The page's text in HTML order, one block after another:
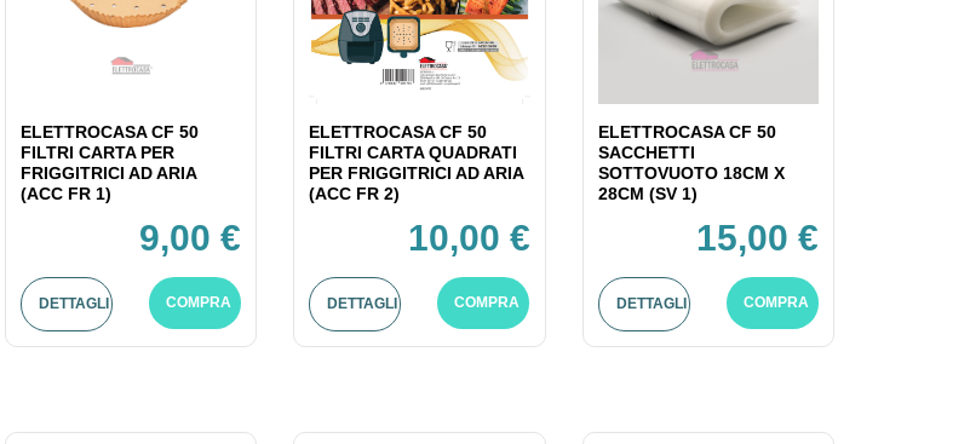
ELETTROCASA CF 50
FILTRI CARTA PER
FRIGGITRICI AD ARIA
(ACC FR 1)
9,00 €
DETTAGLI COMPRA
ELETTROCASA CF 50
FILTRI CARTA QUADRATI
PER FRIGGITRICI AD ARIA
(ACC FR 2)
10,00 €
DETTAGLI COMPRA
ELETTROCASA CF 50
SACCHETTI
SOTTOVUOTO 18CM X
28CM (SV 1)
15,00 €
DETTAGLI COMPRA